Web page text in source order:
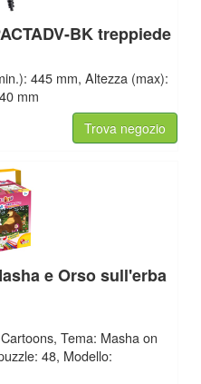
BK treppiede
445 mm, Altezza (max):
mm
Trova negozio
e Orso sull'erba
Tema: Masha on
48, Modello: